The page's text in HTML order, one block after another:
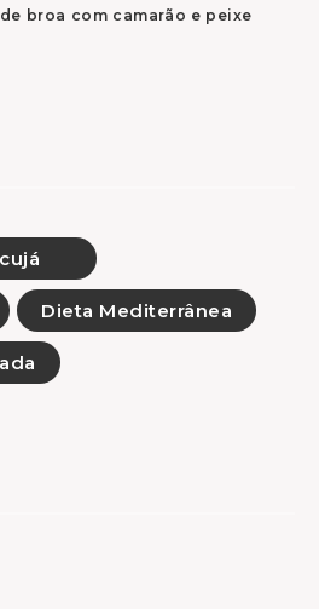
broa com camarão e peixe
Dieta Mediterrânea